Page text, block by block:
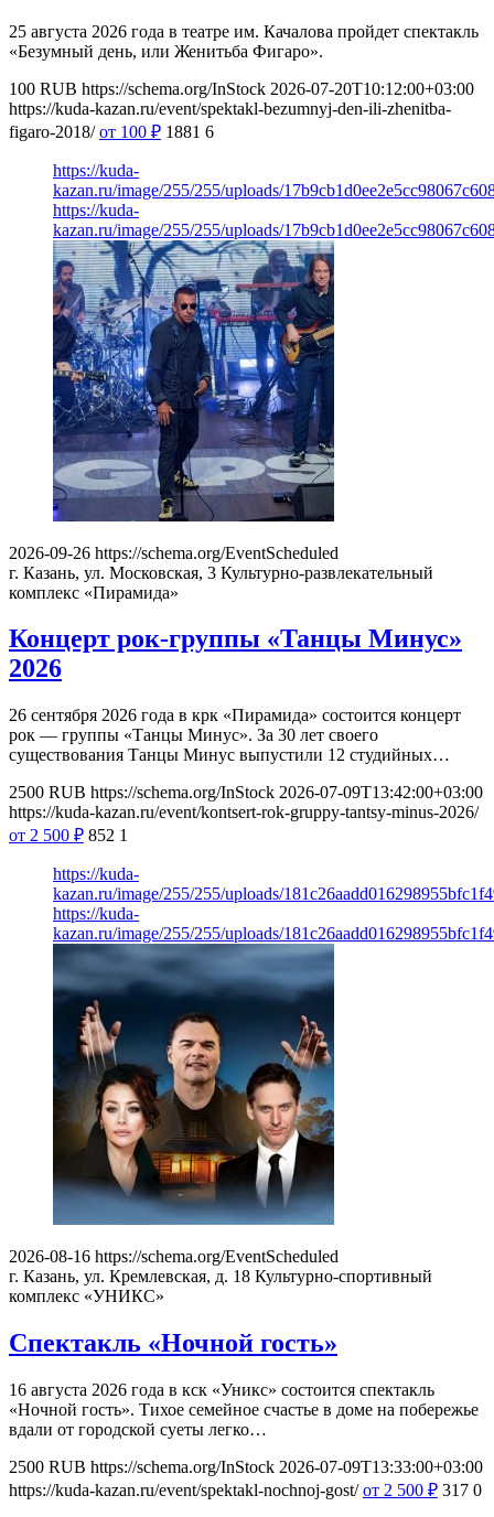
25 августа 2026 года в театре им. Качалова пройдет спектакль
«Безумный день, или Женитьба Фигаро».
100 RUB https://schema.org/InStock 2026-07-20T10:12:00+03:00
https://kuda-kazan.ru/event/spektakl-bezumnyj-den-ili-zhenitba-
figaro-2018/ от 100 ₽ 1881 6
https://kuda-
kazan.ru/image/255/255/uploads/
https://kuda-
kazan.ru/image/255/255/uploads/
2026-09-26 https://schema.org/EventScheduled
г. Казань, ул. Московская, 3 Культурно-развлекательный
комплекс «Пирамида»
Концерт рок-группы «Танцы Минус»
2026
26 сентября 2026 года в крк «Пирамида» состоится концерт
рок — группы «Танцы Минус». За 30 лет своего
существования Танцы Минус выпустили 12 студийных…
2500 RUB https://schema.org/InStock 2026-07-09T13:42:00+03:00
https://kuda-kazan.ru/event/kontsert-rok-gruppy-tantsy-minus-2026/
от 2 500 ₽ 852 1
https://kuda-
kazan.ru/image/255/255/uploads/
https://kuda-
kazan.ru/image/255/255/uploads/
2026-08-16 https://schema.org/EventScheduled
г. Казань, ул. Кремлевская, д. 18 Культурно-спортивный
комплекс «УНИКС»
Спектакль «Ночной гость»
16 августа 2026 года в кск «Уникс» состоится спектакль
«Ночной гость». Тихое семейное счастье в доме на побережье
вдали от городской суеты легко…
2500 RUB https://schema.org/InStock 2026-07-09T13:33:00+03:00
https://kuda-kazan.ru/event/spektakl-nochnoj-gost/ от 2 500 ₽ 317 0